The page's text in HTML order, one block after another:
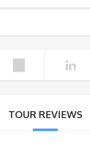
TOUR REVIEWS